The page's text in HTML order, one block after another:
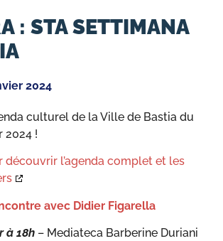
: STA SETTIMANA
2024
culturel de la Ville de Bastia du
2024 !
découvrir l’agenda complet et les
avec Didier Figarella
à 18h – Mediateca Barberine Duriani